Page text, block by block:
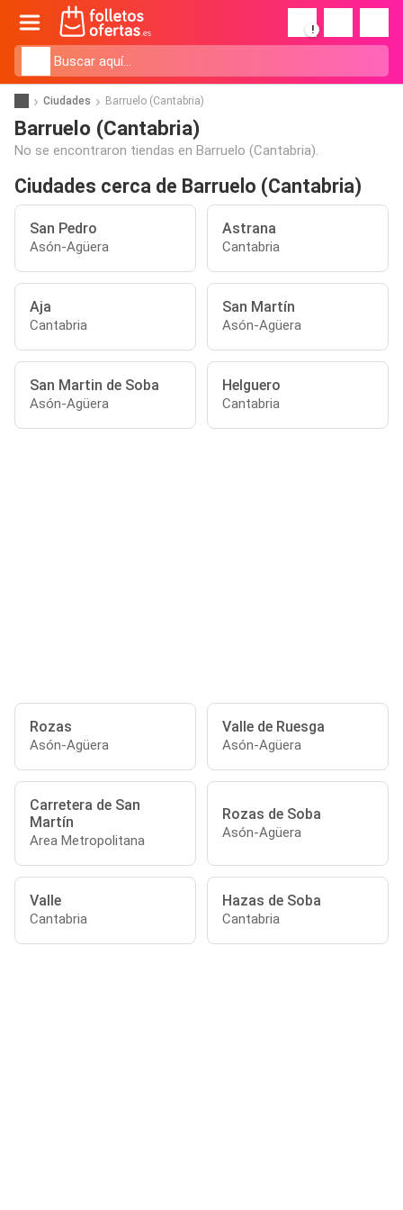
!
Ciudades Barruelo (Cantabria)
Barruelo (Cantabria)
No se encontraron tiendas en Barruelo (Cantabria).
Ciudades cerca de Barruelo (Cantabria)
San Pedro
Asón-Agüera
Astrana
Cantabria
Aja
Cantabria
San Martín
Asón-Agüera
San Martin de Soba
Asón-Agüera
Helguero
Cantabria
Rozas
Asón-Agüera
Valle de Ruesga
Asón-Agüera
Carretera de San
Martín
Area Metropolitana
Rozas de Soba
Asón-Agüera
Valle
Cantabria
Hazas de Soba
Cantabria